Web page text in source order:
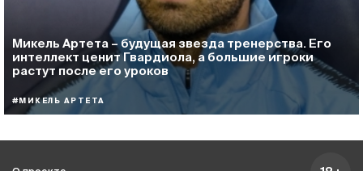
Микель Артета – будущая звезда тренерства. Его
интеллект ценит Гвардиола, а большие игроки
растут после его уроков
#МИКЕЛЬ АРТЕТА